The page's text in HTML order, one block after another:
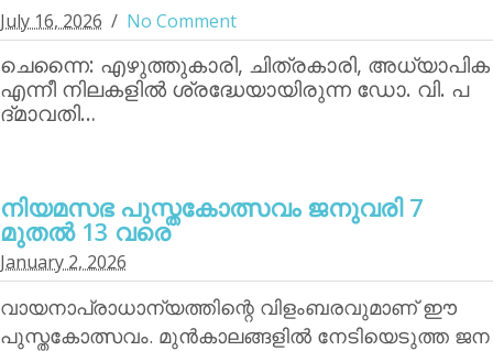
July 16, 2026 No Comment
ചെന്നൈ: എഴുത്തുകാരി, ചിത്രകാരി, അധ്യാപിക
എന്നീ നിലകളില്‍ ശ്രദ്ധേയായിരുന്ന ഡോ. വി. പ
ദ്മാവതി…
നിയമസഭ പുസ്തകോത്സവം ജനുവരി 7
മുതല്‍ 13 വരെ
January 2, 2026
വായനാപ്രാധാന്യത്തിന്റെ വിളംബരവുമാണ് ഈ
പുസ്തകോത്സവം. മുന്‍കാലങ്ങളില്‍ നേടിയെടുത്ത ജന